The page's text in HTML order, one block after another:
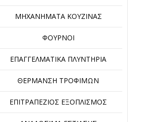
ΜΗΧΑΝΉΜΑΤΑ ΚΟΥΖΊΝΑΣ
ΦΟΎΡΝΟΙ
ΕΠΑΓΓΕΛΜΑΤΙΚΆ ΠΛΥΝΤΉΡΙΑ
ΘΈΡΜΑΝΣΗ ΤΡΟΦΊΜΩΝ
ΕΠΙΤΡΑΠΈΖΙΟΣ ΕΞΟΠΛΙΣΜΌΣ